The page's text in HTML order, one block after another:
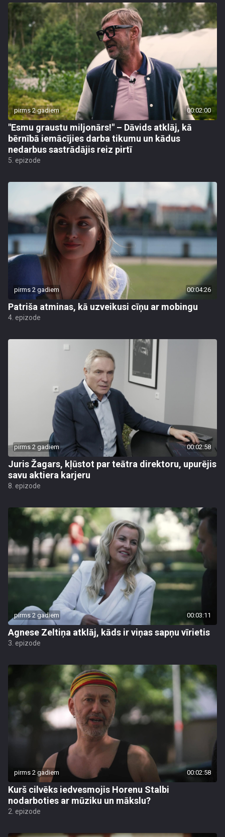
pirms 2 gadiem 00:02:00
"Esmu graustu miljonārs!" – Dāvids atklāj, kā
bērnībā iemācījies darba tikumu un kādus
nedarbus sastrādājis reiz pirtī
5. epizode
pirms 2 gadiem 00:04:26
Patriša atminas, kā uzveikusi cīņu ar mobingu
4. epizode
pirms 2 gadiem 00:02:58
Juris Žagars, kļūstot par teātra direktoru, upurējis
savu aktiera karjeru
8. epizode
pirms 2 gadiem 00:03:11
Agnese Zeltiņa atklāj, kāds ir viņas sapņu vīrietis
3. epizode
pirms 2 gadiem 00:02:58
Kurš cilvēks iedvesmojis Horenu Stalbi
nodarboties ar mūziku un mākslu?
2. epizode